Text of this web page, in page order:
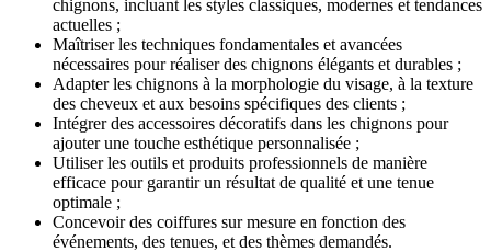
chignons, incluant les styles classiques, modernes et tendances
actuelles ;
Maîtriser les techniques fondamentales et avancées
nécessaires pour réaliser des chignons élégants et durables ;
Adapter les chignons à la morphologie du visage, à la texture
des cheveux et aux besoins spécifiques des clients ;
Intégrer des accessoires décoratifs dans les chignons pour
ajouter une touche esthétique personnalisée ;
Utiliser les outils et produits professionnels de manière
efficace pour garantir un résultat de qualité et une tenue
optimale ;
Concevoir des coiffures sur mesure en fonction des
événements, des tenues, et des thèmes demandés.